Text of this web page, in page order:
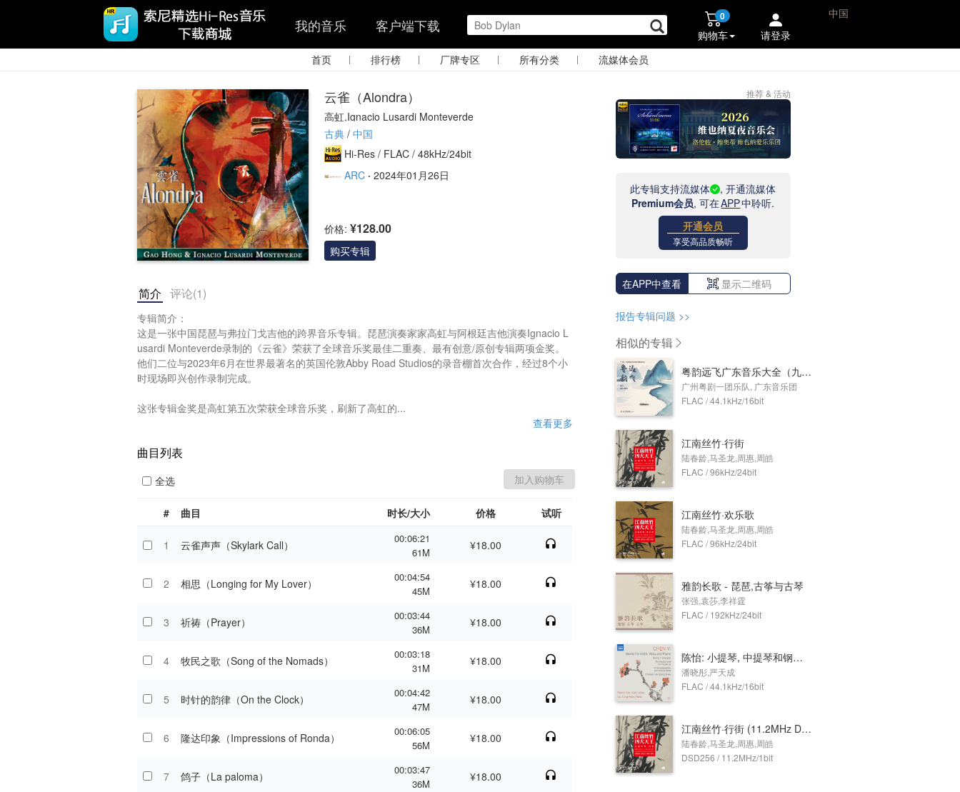
我的音乐 客户端下载 0
购物车 请登录
中国
首页 | 排行榜 | 厂牌专区 | 所有分类 | 流媒体会员
云雀（Alondra）
高虹,Ignacio Lusardi Monteverde
古典 / 中国
Hi-Res / FLAC / 48kHz/24bit
ARC · 2024年01月26日
价格: ¥128.00
购买专辑
简介 评论(1)
专辑简介：
这是一张中国琵琶与弗拉门戈吉他的跨界音乐专辑。琵琶演奏家家高虹与阿根廷吉他演奏Ignacio L
usardi Monteverde录制的《云雀》荣获了全球音乐奖最佳二重奏、最有创意/原创专辑两项金奖。
他们二位与2023年6月在世界最著名的英国伦敦Abby Road Studios的录音棚首次合作，经过8个小
时现场即兴创作录制完成。
这张专辑金奖是高虹第五次荣获全球音乐奖，刷新了高虹的...
查看更多
曲目列表
全选
# 曲目 时长/大小 价格 试听
1 云雀声声（Skylark Call）
00:06:21
61M
¥18.00
2 相思（Longing for My Lover）
00:04:54
45M
¥18.00
3 祈祷（Prayer）
00:03:44
36M
¥18.00
4 牧民之歌（Song of the Nomads）
00:03:18
31M
¥18.00
5 时针的韵律（On the Clock）
00:04:42
47M
¥18.00
6 隆达印象（Impressions of Ronda）
00:06:05
56M
¥18.00
7 鸽子（La paloma）
00:03:47
36M
¥18.00
推荐 & 活动
此专辑支持流媒体
, 开通流媒体
Premium会员, 可在APP中聆听.
开通会员
享受高品质畅听
在APP中查看 显示二维码
报告专辑问题 >>
相似的专辑
粤韵远飞广东音乐大全（九）——妆台秋思
广州粤剧一团乐队, 广东音乐团
FLAC / 44.1kHz/16bit
江南丝竹·行街
陆春龄,马圣龙,周惠,周皓
FLAC / 96kHz/24bit
江南丝竹·欢乐歌
陆春龄,马圣龙,周惠,周皓
FLAC / 96kHz/24bit
雅韵长歌 - 琵琶,古筝与古琴
张强,袁莎,李祥霆
FLAC / 192kHz/24bit
陈怡: 小提琴, 中提琴和钢琴作品 (严天成, 潘晓彤演奏)
潘晓彤,严天成
FLAC / 44.1kHz/16bit
江南丝竹·行街 (11.2MHz DSD)
陆春龄,马圣龙,周惠,周皓
DSD256 / 11.2MHz/1bit